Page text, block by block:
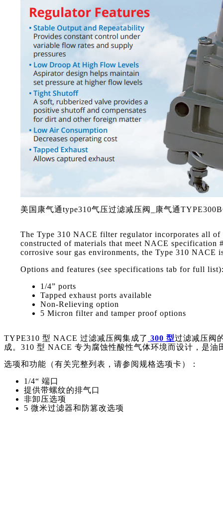
美国康气通type310气压过滤减压阀_康气通
The Type 310 NACE filter regulator incorporates all
constructed of materials that meet NACE
corrosive sour gas environments, the Type 310
Options and features (see specifications tab for full
1/4” ports
Tapped exhaust ports available
Non-Relieving option
5 Micron filter and tamper proof options
TYPE310 型 NACE 过滤减压阀集成了 300 型过滤减压阀
成。310 型 NACE 专为腐蚀性酸性气体环境而设计，是油
选项和功能（有关完整列表，请参阅规格选项卡）：
1/4“ 端口
提供带螺纹的排气口
非卸压选项
5 微米过滤器和防篡改选项